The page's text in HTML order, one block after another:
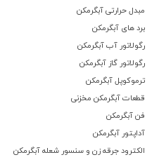
مبدل حرارتی آبگرمکن
برد های آبگرمکن
رگولاتور آب آبگرمکن
رگولاتور گاز آبگرمکن
ترموكوپل آبگرمکن
قطعات آبگرمکن مخزنی
فن آبگرمکن
آداپتور آبگرمکن
الکترود جرقه زن و سنسور شعله آبگرمکن